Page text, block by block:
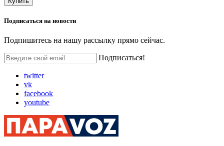
Подписаться на новости
Подпишитесь на нашу рассылку прямо сейчас.
Подписаться!
twitter
vk
facebook
youtube